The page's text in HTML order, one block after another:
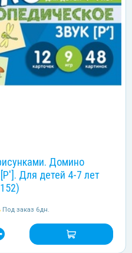
Домино
Для детей 4-7 лет
Под заказ 6дн.